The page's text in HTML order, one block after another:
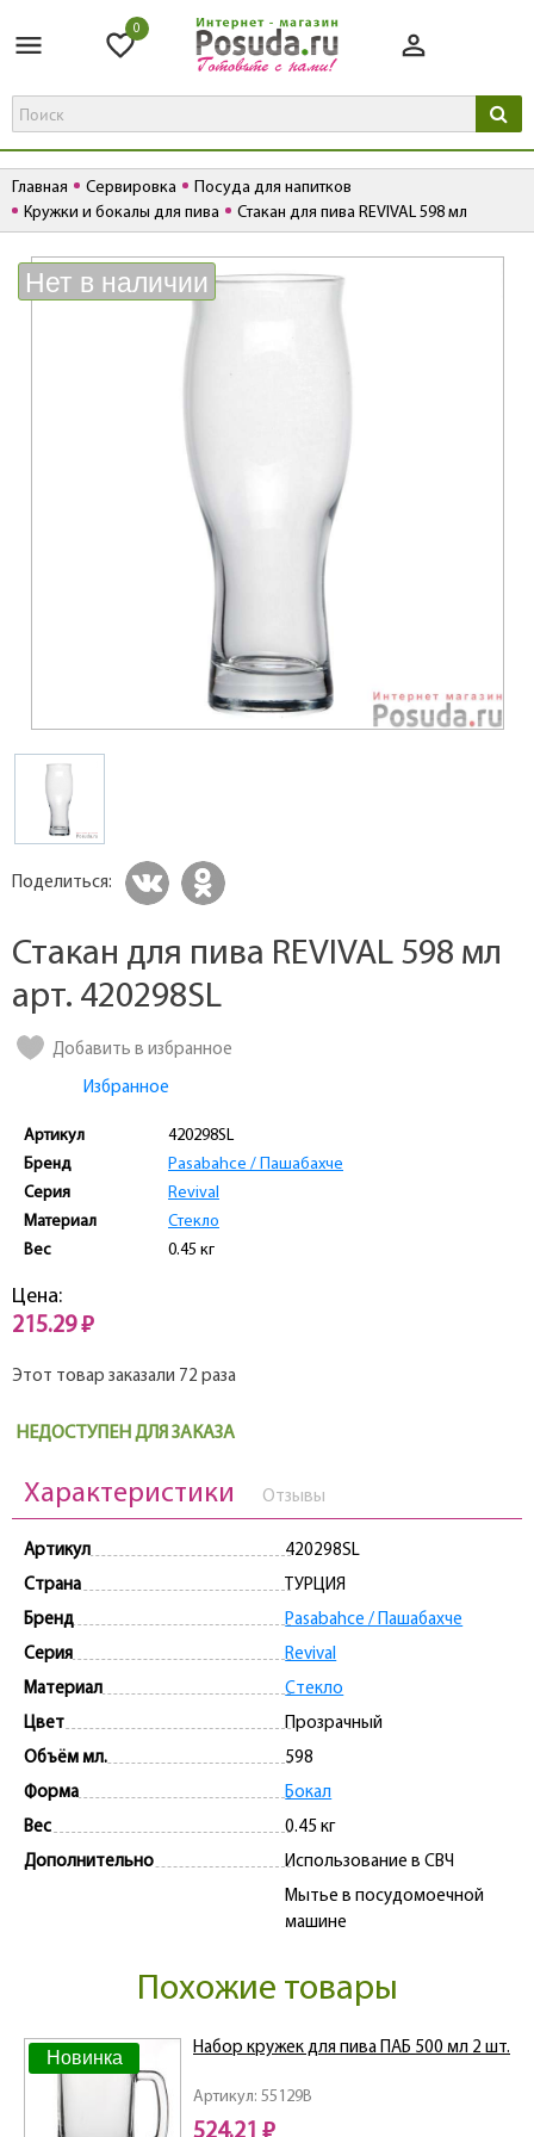
0
Главная Сервировка
Посуда для напитков
Кружки и бокалы для пива
Стакан для пива REVIVAL 598 мл
Нет в наличии
Поделиться:
Стакан для пива REVIVAL 598 мл
арт. 420298SL
Добавить в избранное
Избранное
Артикул
420298SL
Бренд
Pasabahce / Пашабахче
Серия
Revival
Материал
Стекло
Вес
0.45 кг
Цена:
215.29 ₽
Этот товар заказали 72 раза
НЕДОСТУПЕН ДЛЯ ЗАКАЗА
Характеристики Отзывы
Артикул
420298SL
Страна
ТУРЦИЯ
Бренд
Pasabahce / Пашабахче
Серия
Revival
Материал
Стекло
Цвет
Прозрачный
Объём мл.
598
Форма
Бокал
Вес
0.45 кг
Дополнительно
Использование в СВЧ
Мытье в посудомоечной
машине
Похожие товары
Новинка
Артикул: 55129B
Набор кружек для пива ПАБ 500 мл 2 шт.